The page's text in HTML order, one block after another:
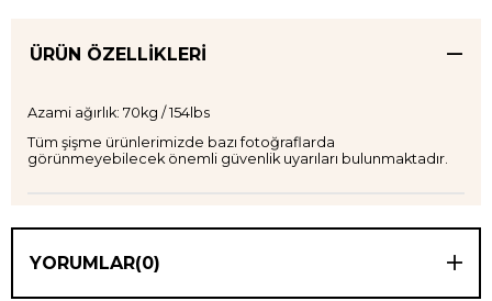
ÜRÜN ÖZELLIKLERI
Azami ağırlık: 70kg / 154lbs
Tüm şişme ürünlerimizde bazı fotoğraflarda
görünmeyebilecek önemli güvenlik uyarıları bulunmaktadır.
YORUMLAR(0)